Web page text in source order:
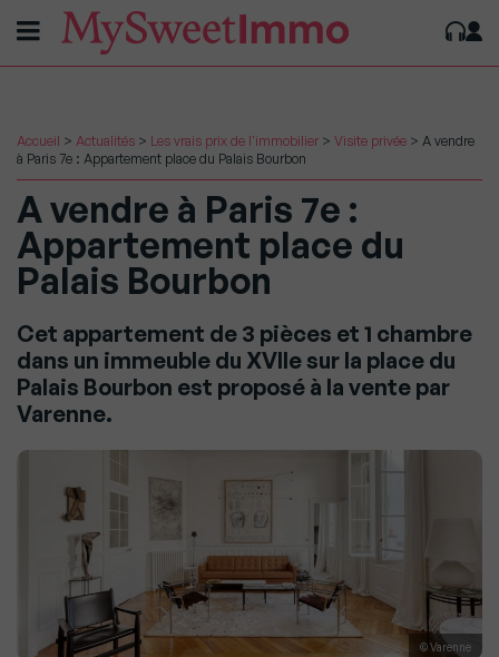
Accueil > Actualités > Les vrais prix de l'immobilier > Visite privée > A vendre
à Paris 7e : Appartement place du Palais Bourbon
A vendre à Paris 7e :
Appartement place du
Palais Bourbon
Cet appartement de 3 pièces et 1 chambre
dans un immeuble du XVIIe sur la place du
Palais Bourbon est proposé à la vente par
Varenne.
© Varenne